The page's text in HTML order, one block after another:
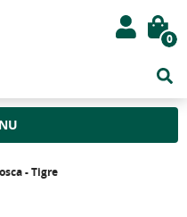
0
- Tigre